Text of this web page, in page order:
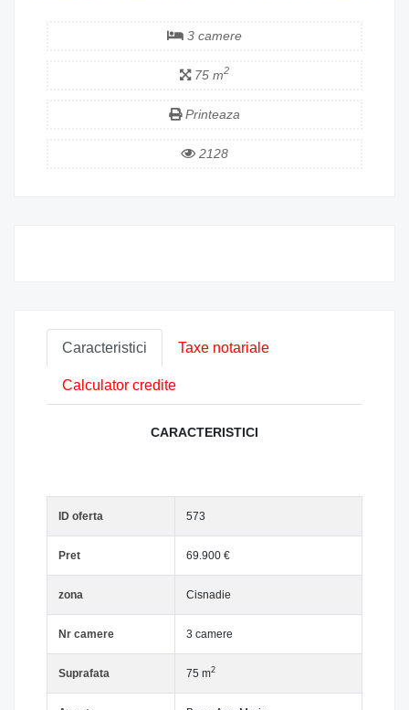
3 camere
75 m2
Printeaza
2128
Caracteristici Taxe notariale
Calculator credite
CARACTERISTICI
ID oferta 573
Pret 69.900 €
zona Cisnadie
Nr camere 3 camere
Suprafata 75 m2